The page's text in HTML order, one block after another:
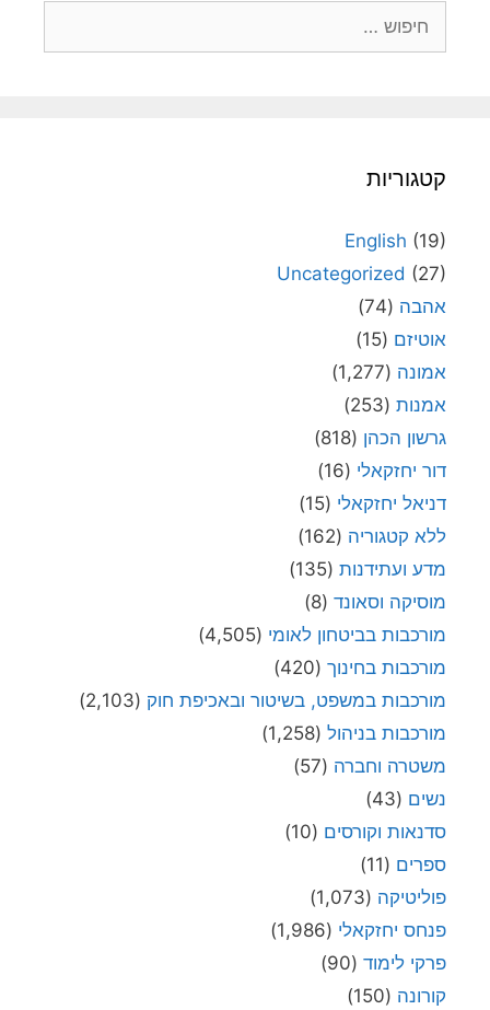
קטגוריות
English (19)
Uncategorized (27)
אהבה (74)
אוטיזם (15)
אמונה (1,277)
אמנות (253)
גרשון הכהן (818)
דור יחזקאלי (16)
דניאל יחזקאלי (15)
ללא קטגוריה (162)
מדע ועתידנות (135)
מוסיקה וסאונד (8)
מורכבות בביטחון לאומי (4,505)
מורכבות בחינוך (420)
מורכבות במשפט, בשיטור ובאכיפת חוק (2,103)
מורכבות בניהול (1,258)
משטרה וחברה (57)
נשים (43)
סדנאות וקורסים (10)
ספרים (11)
פוליטיקה (1,073)
פנחס יחזקאלי (1,986)
פרקי לימוד (90)
קורונה (150)